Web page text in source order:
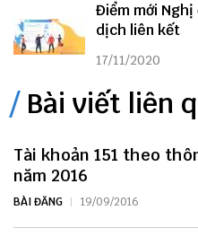
Điểm mới Nghị
dịch liên kết
17/11/2020
Bài viết liên
Tài khoản 151 theo
năm 2016
BÀI ĐĂNG 19/09/2016